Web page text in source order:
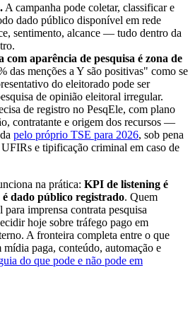
A campanha pode coletar, classificar e
dado público disponível em rede
sentimento, alcance — tudo dentro da
aparência de pesquisa é zona de
das menções a Y são positivas" como se
do eleitorado pode ser
de opinião eleitoral irregular.
de registro no PesqEle, com plano
contratante e origem dos recursos —
pelo próprio TSE para 2026, sob pena
e tipificação criminal em caso de
na prática: KPI de listening é
dado público registrado. Quem
imprensa contrata pesquisa
hoje sobre tráfego pago em
A fronteira completa entre o que
paga, conteúdo, automação e
do que pode e não pode em